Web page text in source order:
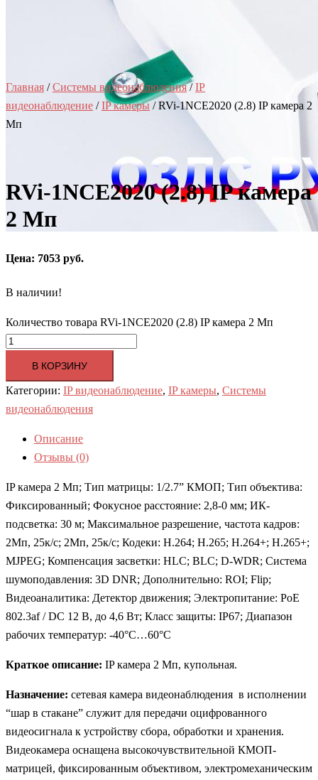
Главная /Системы видеонаблюдения/IP
видеонаблюдение /IP камеры/ RVi-1NCE2020 (2.8) IP камера 2
Мп
RVi-1NCE2020 (2.8) IP камера
2 Мп
Цена: 7053 руб.
В наличии!
Количество товара RVi-1NCE2020 (2.8) IP камера 2 Мп
В КОРЗИНУ
Категории: IP видеонаблюдение, IP камеры, Системы
видеонаблюдения
Описание
Отзывы (0)
IP камера 2 Мп; Тип матрицы: 1/2.7” КМОП; Тип объектива:
Фиксированный; Фокусное расстояние: 2,8-0 мм; ИК-
подсветка: 30 м; Максимальное разрешение, частота кадров:
2Мп, 25к/с; 2Мп, 25к/с; Кодеки: H.264; H.265; H.264+; H.265+;
MJPEG; Компенсация засветки: HLC; BLC; D-WDR; Система
шумоподавления: 3D DNR; Дополнительно: ROI; Flip;
Видеоаналитика: Детектор движения; Электропитание: PoE
802.3af / DC 12 В, до 4,6 Вт; Класс защиты: IP67; Диапазон
рабочих температур: -40°С…60°С
Краткое описание: IP камера 2 Мп, купольная.
Назначение: сетевая камера видеонаблюдения в исполнении
“шар в стакане” служит для передачи оцифрованного
видеосигнала к устройству сбора, обработки и хранения.
Видеокамера оснащена высокочувствительной КМОП-
матрицей, фиксированным объективом, электромеханическим